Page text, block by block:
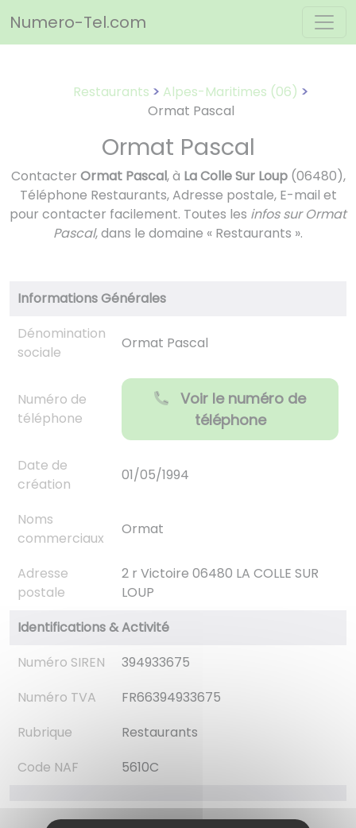
Numero-Tel.com
Restaurants
Alpes-Maritimes (06)
Ormat Pascal
Ormat Pascal
Contacter Ormat Pascal, à La Colle Sur Loup(06480),
Téléphone Restaurants, Adresse postale, E-mail et
pour contacter facilement. Toutes les infos sur Ormat
Pascal, dans le domaine « Restaurants ».
Informations Générales
Dénomination
sociale
Ormat Pascal
Numéro de
téléphone
Voir le numéro de
téléphone
Date de
création
01/05/1994
Noms
commerciaux
Ormat
Adresse
postale
2 r Victoire 06480 LA COLLE SUR
LOUP
Identifications & Activité
Numéro SIREN
394933675
Numéro TVA
FR66394933675
Rubrique
Restaurants
Code NAF
5610C